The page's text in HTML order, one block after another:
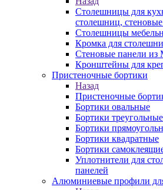
Столешницы для
столешниц,
Столешницы
Кромка для
Стеновые панели
Кронштейны для
Пристеночные бортики
Назад
Пристеночные
Бортики овальные
Бортики треугольные
Бортики
Бортики квадратные
Бортики
Уплотнители для
панелей
Алюминиевые профили